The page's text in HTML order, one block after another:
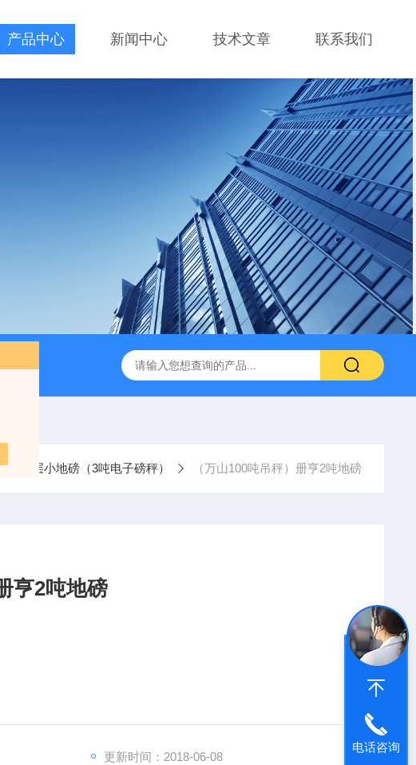
产品中心 新闻中心 技术文章 联系我们
W柯力D2008-W数字仪表 D39-W-CAN物联网称重显示仪表宁波
双层小地磅（3吨电子磅秤） （万山100吨吊秤）册亨2吨地磅
亨2吨地磅
更新时间：2018-06-08
电话咨询